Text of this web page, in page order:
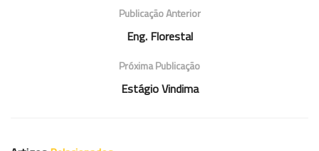
Publicação Anterior
Eng. Florestal
Próxima Publicação
Estágio Vindima